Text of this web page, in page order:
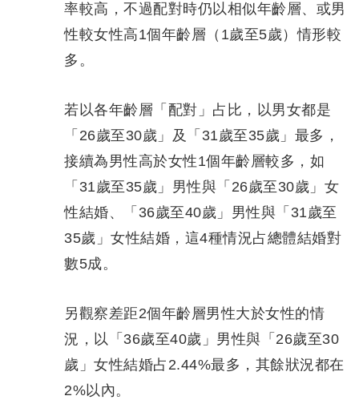
率較高，不過配對時仍以相似年齡層、或男
性較女性高1個年齡層（1歲至5歲）情形較
多。
若以各年齡層「配對」占比，以男女都是
「26歲至30歲」及「31歲至35歲」最多，
接續為男性高於女性1個年齡層較多，如
「31歲至35歲」男性與「26歲至30歲」女
性結婚、「36歲至40歲」男性與「31歲至
35歲」女性結婚，這4種情況占總體結婚對
數5成。
另觀察差距2個年齡層男性大於女性的情
況，以「36歲至40歲」男性與「26歲至30
歲」女性結婚占2.44%最多，其餘狀況都在
2%以內。